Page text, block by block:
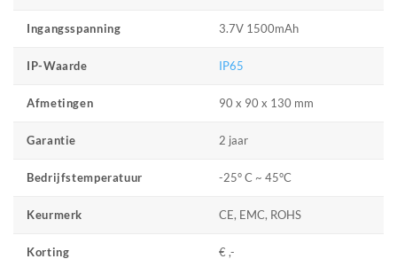
Ingangsspanning 3.7V 1500mAh
IP-Waarde IP65
Afmetingen 90 x 90 x 130 mm
Garantie 2 jaar
Bedrijfstemperatuur -25° C ~ 45°C
Keurmerk CE, EMC, ROHS
Korting € ,-